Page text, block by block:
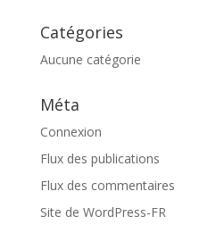
Catégories
Aucune catégorie
Méta
Connexion
Flux des publications
Flux des commentaires
Site de WordPress-FR